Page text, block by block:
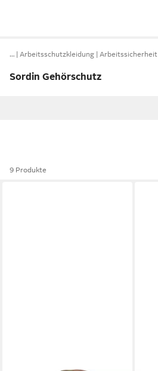
… Arbeitsschutzkleidung Arbeitssicherheit
Sordin Gehörschutz
9 Produkte